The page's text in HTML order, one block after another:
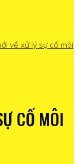
về xử lý sự cố môi
CỐ MÔI